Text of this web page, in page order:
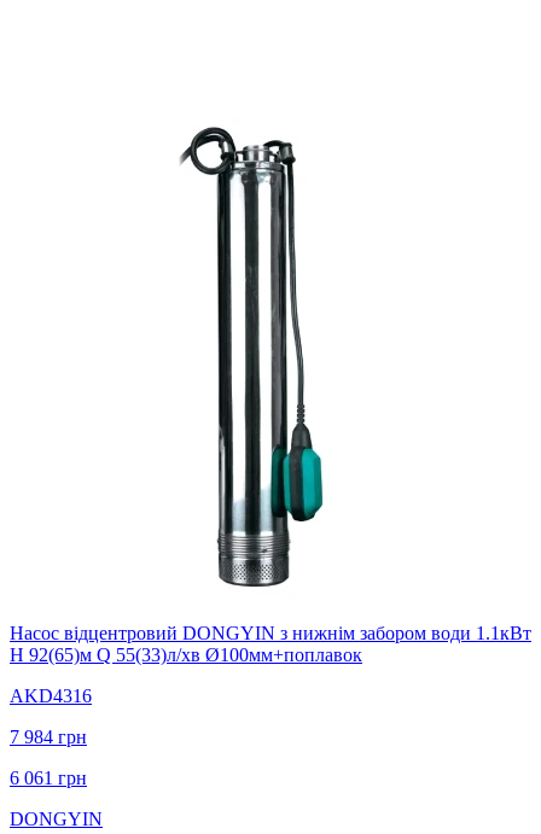
Насос вiдцентровий DONGYIN з нижнiм забором води 1.1кВт
H 92(65)м Q 55(33)л/хв Ø100мм+поплавок
AKD4316
7 984 грн
6 061 грн
DONGYIN